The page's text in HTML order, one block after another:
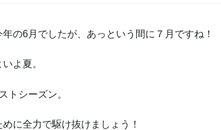
の6月でしたが、あっという間に７月ですね！
よ夏。
トシーズン。
に全力で駆け抜けましょう！